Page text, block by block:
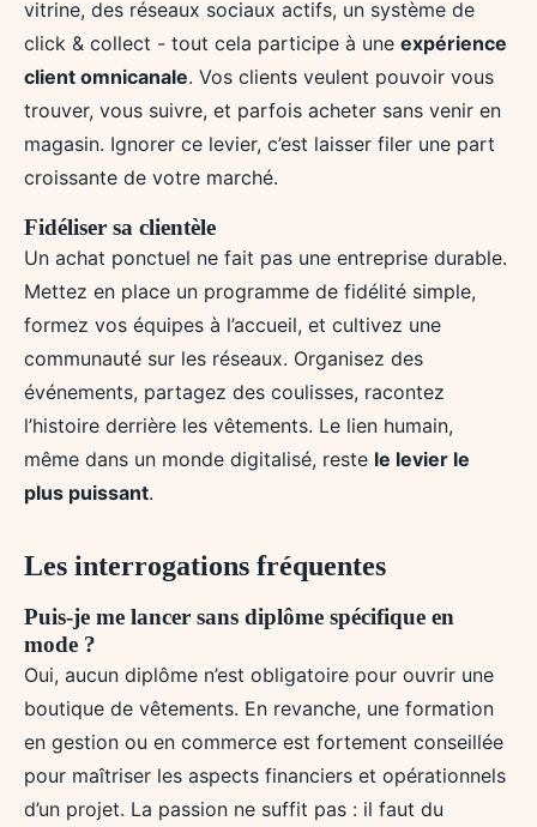
vitrine, des réseaux sociaux actifs, un système de
click & collect - tout cela participe à une expérience
client omnicanale. Vos clients veulent pouvoir vous
trouver, vous suivre, et parfois acheter sans venir en
magasin. Ignorer ce levier, c’est laisser filer une part
croissante de votre marché.
Fidéliser sa clientèle
Un achat ponctuel ne fait pas une entreprise durable.
Mettez en place un programme de fidélité simple,
formez vos équipes à l’accueil, et cultivez une
communauté sur les réseaux. Organisez des
événements, partagez des coulisses, racontez
l’histoire derrière les vêtements. Le lien humain,
même dans un monde digitalisé, reste le levier le
plus puissant.
Les interrogations fréquentes
Puis-je me lancer sans diplôme spécifique en
mode ?
Oui, aucun diplôme n’est obligatoire pour ouvrir une
boutique de vêtements. En revanche, une formation
en gestion ou en commerce est fortement conseillée
pour maîtriser les aspects financiers et opérationnels
d’un projet. La passion ne suffit pas : il faut du